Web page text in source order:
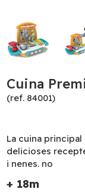
Cuina
(ref. 84001)
La cuina
delicioses
i nenes. no
+ 18m